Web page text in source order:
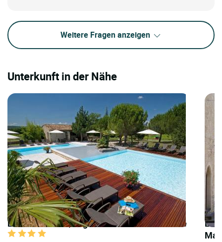
Weitere Fragen anzeigen
Unterkunft in der Nähe
LOGIS HOTELS | Logis Hôtel le Mas du Terme